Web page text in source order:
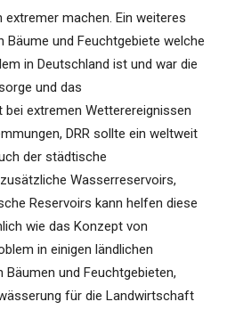
machen. Ein weiteres
Bäume und Feuchtgebiete welche
in Deutschland ist und war die
und das
extremen Wetterereignissen
DRR sollte ein weltweit
der städtische
Wasserreservoirs,
Reservoirs kann helfen diese
wie das Konzept von
in einigen ländlichen
Bäumen und Feuchtgebieten,
für die Landwirtschaft